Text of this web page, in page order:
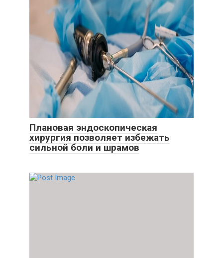
Плановая эндоскопическая
хирургия позволяет избежать
сильной боли и шрамов